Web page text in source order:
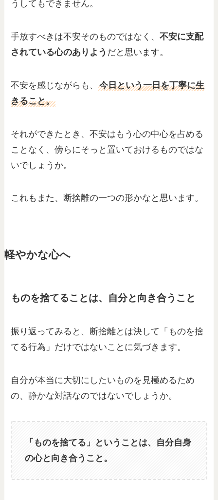
うしてもできません。
手放すべきは不安そのものではなく、不安に支配
されている心のありよう だと思います。
不安を感じながらも、今日という一日を丁寧に生
きること。
それができたとき、不安はもう心の中心を占める
ことなく、傍らにそっと置いておけるものではな
いでしょうか。
これもまた、断捨離の一つの形かなと思います。
軽やかな心へ
ものを捨てることは、自分と向き合うこと
振り返ってみると、断捨離とは決して「ものを捨
てる行為」だけではないことに気づきます。
自分が本当に大切にしたいものを見極めるため
の、静かな対話なのではないでしょうか。
「ものを捨てる」ということは、自分自身
の心と向き合うこと。